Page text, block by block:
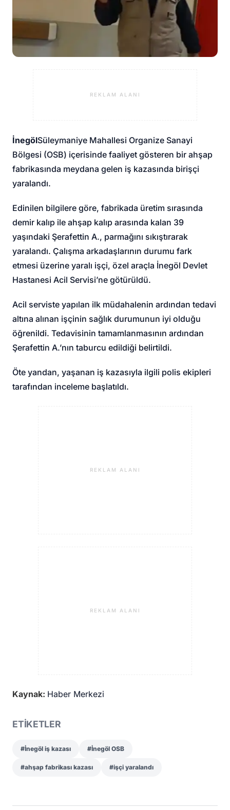
REKLAM ALANI
İnegölSüleymaniye Mahallesi Organize Sanayi
Bölgesi (OSB) içerisinde faaliyet gösteren bir ahşap
fabrikasında meydana gelen iş kazasında birişçi
yaralandı.
Edinilen bilgilere göre, fabrikada üretim sırasında
demir kalıp ile ahşap kalıp arasında kalan 39
yaşındaki Şerafettin A., parmağını sıkıştırarak
yaralandı. Çalışma arkadaşlarının durumu fark
etmesi üzerine yaralı işçi, özel araçla İnegöl Devlet
Hastanesi Acil Servisi’ne götürüldü.
Acil serviste yapılan ilk müdahalenin ardından tedavi
altına alınan işçinin sağlık durumunun iyi olduğu
öğrenildi. Tedavisinin tamamlanmasının ardından
Şerafettin A.’nın taburcu edildiği belirtildi.
Öte yandan, yaşanan iş kazasıyla ilgili polis ekipleri
tarafından inceleme başlatıldı.
REKLAM ALANI
REKLAM ALANI
Kaynak: Haber Merkezi
ETİKETLER
#İnegöl iş kazası #İnegöl OSB
#ahşap fabrikası kazası #işçi yaralandı